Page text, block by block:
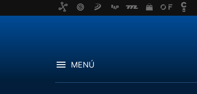
MENÚ